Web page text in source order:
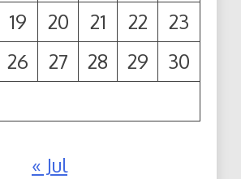
19 20 21 22
23
26 27 28 29
30
« Jul